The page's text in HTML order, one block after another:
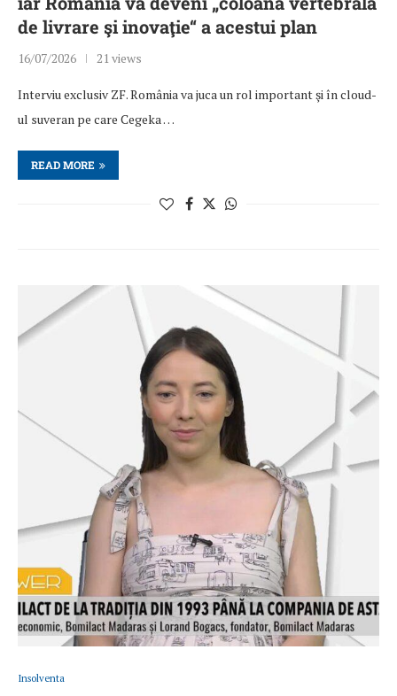
de livrare şi inovaţie“ a acestui plan
16/07/2026 21 views
Interviu exclusiv ZF. România va juca un rol important şi în cloud-
ul suveran pe care Cegeka …
READ MORE
Insolventa